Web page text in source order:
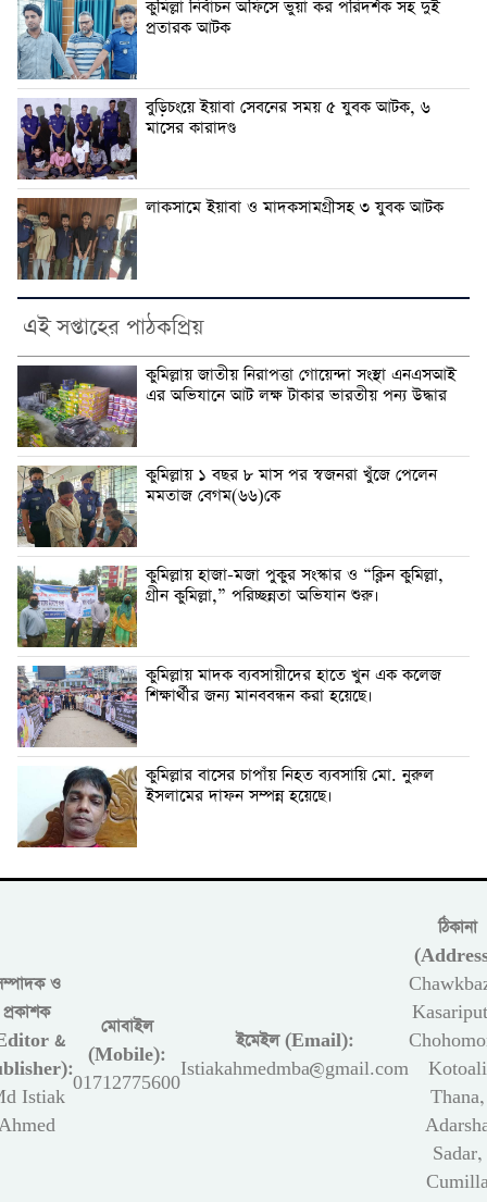
কুমিল্লা নির্বাচন অফিসে ভুয়া কর পরিদর্শক সহ দুই
প্রতারক আটক
বুড়িচংয়ে ইয়াবা সেবনের সময় ৫ যুবক আটক, ৬
মাসের কারাদণ্ড
লাকসামে ইয়াবা ও মাদকসামগ্রীসহ ৩ যুবক আটক
এই সপ্তাহের পাঠকপ্রিয়
কুমিল্লায় জাতীয় নিরাপত্তা গোয়েন্দা সংস্থা এনএসআই
এর অভিযানে আট লক্ষ টাকার ভারতীয় পন্য উদ্ধার
কুমিল্লায় ১ বছর ৮ মাস পর স্বজনরা খুঁজে পেলেন
মমতাজ বেগম(৬৬)কে
কুমিল্লায় হাজা-মজা পুকুর সংস্কার ও “ক্লিন কুমিল্লা,
গ্রীন কুমিল্লা,” পরিচ্ছন্নতা অভিযান শুরু।
কুমিল্লায় মাদক ব্যবসায়ীদের হাতে খুন এক কলেজ
শিক্ষার্থীর জন্য মানববন্ধন করা হয়েছে।
কুমিল্লার বাসের চাপাঁয় নিহত ব্যবসায়ি মো. নুরুল
ইসলামের দাফন সম্পন্ন হয়েছে।
ও
প্রকাশক
&
Istiak
মোবাইল
(Mobile):
01712775600
ইমেইল (Email):
Istiakahmedmba@gmail.com
ঠিকানা
Kotoali
Thana,
Sadar,